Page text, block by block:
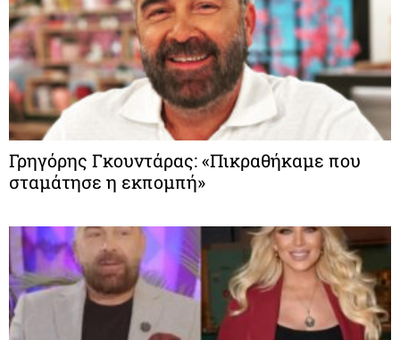
Γρηγόρης Γκουντάρας: «Πικραθήκαμε που
σταμάτησε η εκπομπή»